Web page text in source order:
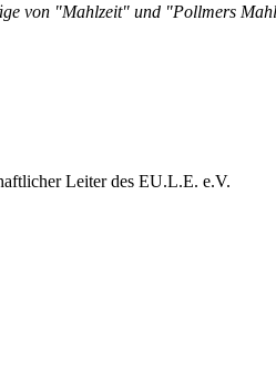
von "Mahlzeit" und "Pollmers
Leiter des EU.L.E. e.V.